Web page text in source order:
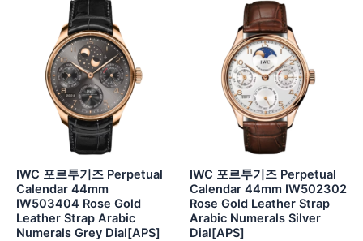
IWC 포르투기즈 Perpetual
Calendar 44mm
IW503404 Rose Gold
Leather Strap Arabic
Numerals Grey Dial[APS]
IWC 포르투기즈 Perpetual
Calendar 44mm IW502302
Rose Gold Leather Strap
Arabic Numerals Silver
Dial[APS]